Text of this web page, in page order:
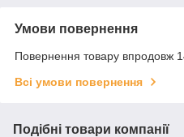
Умови повернення
Повернення товару впродовж
Всі умови повернення
Подібні товари компанії